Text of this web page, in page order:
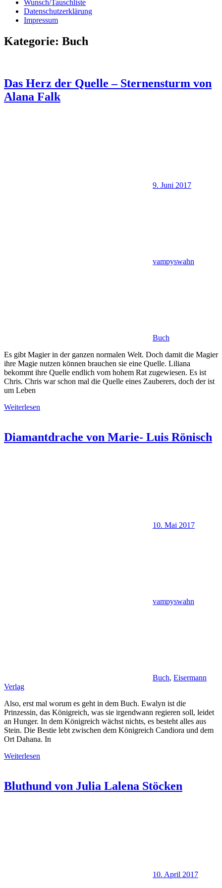
Wunsch/Tauschliste
Datenschutzerklärung
Impressum
Kategorie: Buch
Das Herz der Quelle – Sternensturm von
Alana Falk
9. Juni 2017
vampyswahn
Buch
Es gibt Magier in der ganzen normalen Welt. Doch damit die Magier
ihre Magie nutzen können brauchen sie eine Quelle. Liliana
bekommt ihre Quelle endlich vom hohem Rat zugewiesen. Es ist
Chris. Chris war schon mal die Quelle eines Zauberers, doch der ist
um Leben
Weiterlesen
Diamantdrache von Marie- Luis Rönisch
10. Mai 2017
vampyswahn
Buch, Eisermann
Verlag
Also, erst mal worum es geht in dem Buch. Ewalyn ist die
Prinzessin, das Königreich, was sie irgendwann regieren soll, leidet
an Hunger. In dem Königreich wächst nichts, es besteht alles aus
Stein. Die Bestie lebt zwischen dem Königreich Candiora und dem
Ort Dahana. In
Weiterlesen
Bluthund von Julia Lalena Stöcken
10. April 2017